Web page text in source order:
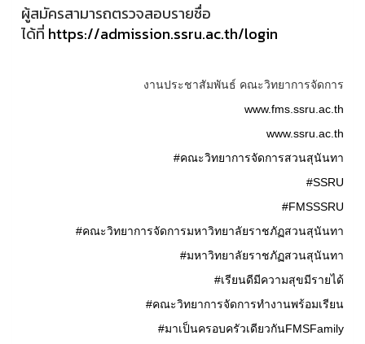
ผู้สมัครสามารถตรวจสอบรายชื่อ
ได้ที่ https://admission.ssru.ac.th/login
งานประชาสัมพันธ์ คณะวิทยาการจัดการ
www.fms.ssru.ac.th
www.ssru.ac.th
#คณะวิทยาการจัดการสวนสุนันทา
#SSRU
#FMSSSRU
#คณะวิทยาการจัดการมหาวิทยาลัยราชภัฏสวนสุนันทา
#มหาวิทยาลัยราชภัฏสวนสุนันทา
#เรียนดีมีความสุขมีรายได้
#คณะวิทยาการจัดการทำงานพร้อมเรียน
#มาเป็นครอบครัวเดียวกันFMSFamily